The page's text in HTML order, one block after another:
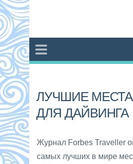
ЛУЧШИЕ
ДЛЯ ДАЙВИНГА
Журнал Forbes Traveller
самых лучших в мире